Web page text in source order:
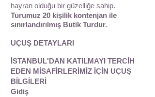
hayran olduğu bir güzelliğe sahip.
Turumuz 20 kişilik kontenjan ile
sınırlandırılmış Butik Turdur.
UÇUŞ DETAYLARI
İSTANBUL'DAN KATILMAYI TERCİH
EDEN MİSAFİRLERİMİZ İÇİN UÇUŞ
BİLGİLERİ
Gidiş